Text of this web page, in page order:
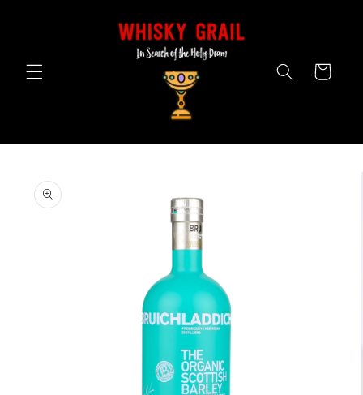
Cart
product
information